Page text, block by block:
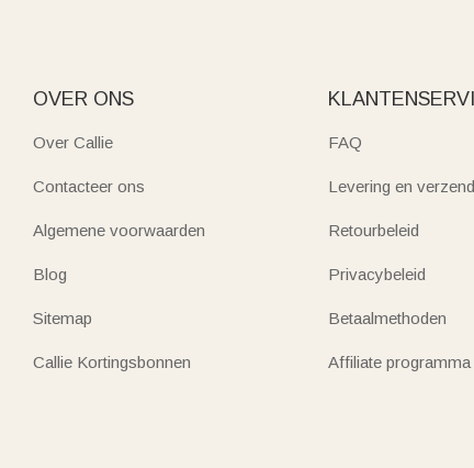
OVER ONS
Over Callie
Contacteer ons
Algemene voorwaarden
Blog
Sitemap
Callie Kortingsbonnen
FAQ
Levering en
Retourbeleid
Privacybeleid
Betaalmethoden
Affiliate programma